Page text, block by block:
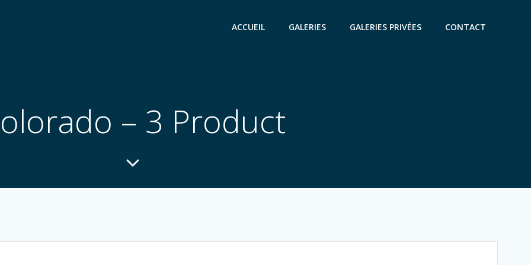
ACCUEIL GALERIES GALERIES PRIVÉES CONTACT
– 3 Product